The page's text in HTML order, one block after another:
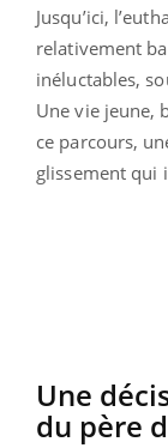
Jusqu’ici,
relativement
inéluctables,
Une vie jeune,
ce parcours,
glissement qui
Une
du père